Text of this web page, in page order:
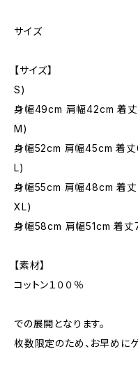
サイズ
【サイズ】
S)
身幅49cm 肩幅42cm 着
M)
身幅52cm 肩幅45cm 着
L)
身幅55cm 肩幅48cm 着
XL)
身幅58cm 肩幅51cm 着
【素材】
コットン１００％
での展開となります。
枚数限定のため、お早めにゲ